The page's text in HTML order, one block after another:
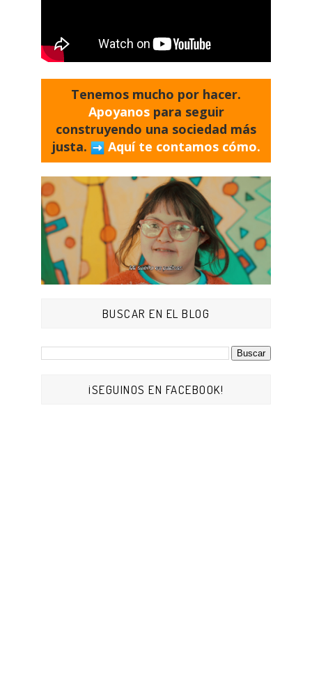
Tenemos mucho por hacer.
Apoyanos para seguir
construyendo una sociedad más
justa.
Aquí te contamos cómo.
BUSCAR EN EL BLOG
¡SEGUINOS EN FACEBOOK!